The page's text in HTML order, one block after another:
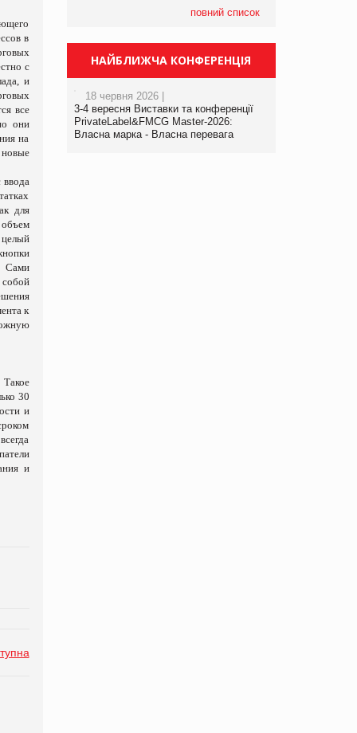
в
с
и
все
они
на
для
Сами
к
30
и
и
повний список
НАЙБЛИЖЧА КОНФЕРЕНЦІЯ
18 червня 2026 |
3-4 вересня Виставки та конференції
PrivateLabel&FMCG Master-2026:
Власна марка - Власна перевага